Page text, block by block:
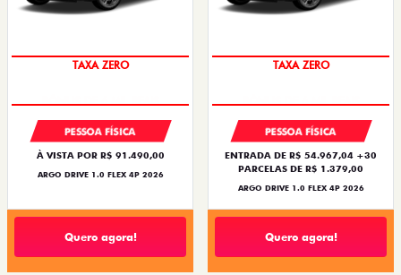
TAXA ZERO
PESSOA FÍSICA
À VISTA POR R$ 91.490,00
ARGO DRIVE 1.0 FLEX 4P 2026
Quero agora!
TAXA ZERO
PESSOA FÍSICA
ENTRADA DE R$ 54.967,04 +30
PARCELAS DE R$ 1.379,00
ARGO DRIVE 1.0 FLEX 4P 2026
Quero agora!